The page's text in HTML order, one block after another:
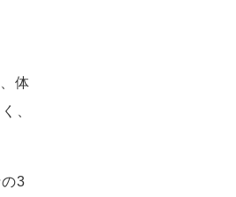
体
、
3